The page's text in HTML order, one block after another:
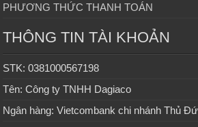
PHƯƠNG THỨC THANH TOÁN
THÔNG TIN TÀI KHOẢN
STK: 0381000567198
Tên: Công ty TNHH Dagiaco
Ngân hàng: Vietcombank chi nhánh Thủ